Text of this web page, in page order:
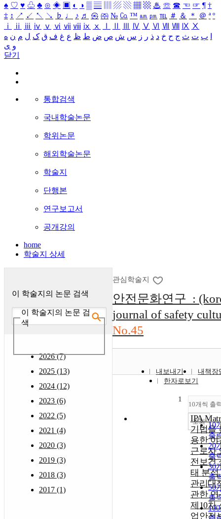
♠ ♡ ♥ ♧ ♣ ⊙ ◈ ▣ ◐ ◑ ▒ ▤ ▨ ▧ ▦ ▩ ♨ ☏ ☎ ☜ ☞ ¶ †
‡ ↕ ↗ ↙ ↖ ↘ ♭ ♩ ♪ ♬ ㉿ ㈜ № ㏇ ™ ㏂ ㏘ ℡ ＃ ＆ ＊ ＠ ª º
ⅰ
ⅱ ⅲ ⅳ ⅴ ⅵ ⅶ ⅷ ⅸ ⅹ Ⅳ Ⅴ Ⅵ Ⅶ Ⅷ Ⅸ Ⅹ
ب ت ث ج ح خ د ذ ر ز س ش ص ض ط ظ ع غ ف ق ک ل م ن ه
و ی
닫기
통합검색
국내학술논문
학위논문
해외학술논문
학술지
단행본
연구보고서
공개강의
home
학술지 상세
이 학술지의 논문 검색
이 학술지의 논문 검
색
2026 (7)
2025 (13)
2024 (12)
2023 (6)
2022 (5)
2021 (4)
2020 (3)
2019 (3)
2018 (3)
2017 (1)
관심학술지
안전문화연구 :
journal of safety
No.45
내보내기
내책장
한자로보기
10개씩 출
10
출
20
출
30
출
50
출
조회
1
IPA
기법을
용한 야
근로자
전보건
태 분석
관리대
관한 연
제10차
업안전